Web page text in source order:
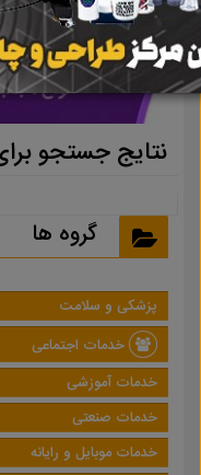
نتایج جستجو
گروه ها
پزشکی و سلامت
خدمات اجتماعی
خدمات آموزشی
خدمات صنعتی
خدمات موبایل و رایانه